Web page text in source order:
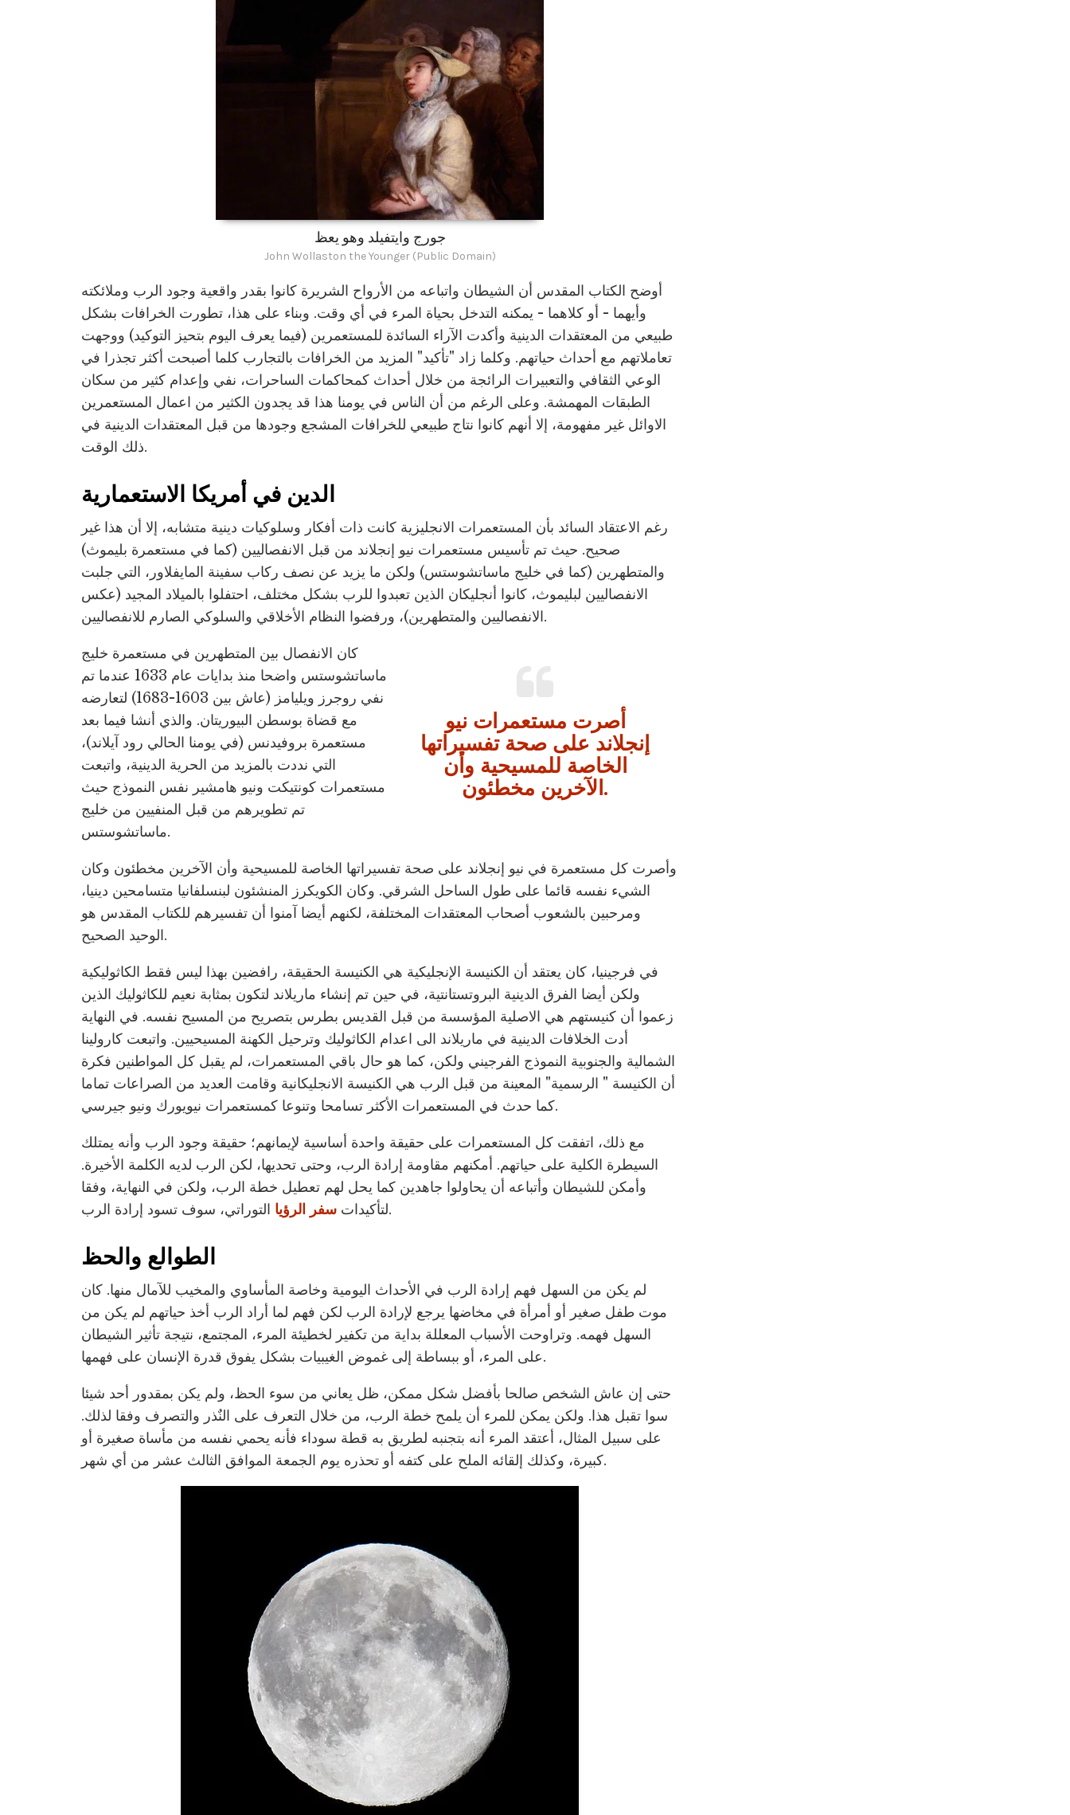
جورج وايتفيلد وهو يعظ
John Wollaston the Younger (Public Domain)
أوضح الكتاب المقدس أن الشيطان واتباعه من الأرواح الشريرة كانوا بقدر واقعية وجود الرب وملائكته
وأيهما - أو كلاهما - يمكنه التدخل بحياة المرء في أي وقت. وبناء على هذا، تطورت الخرافات بشكل
طبيعي من المعتقدات الدينية وأكدت الآراء السائدة للمستعمرين (فيما يعرف اليوم بتحيز التوكيد) ووجهت
تعاملاتهم مع أحداث حياتهم. وكلما زاد "تأكيد" المزيد من الخرافات بالتجارب كلما أصبحت أكثر تجذرا في
الوعي الثقافي والتعبيرات الرائجة من خلال أحداث كمحاكمات الساحرات، نفي وإعدام كثير من سكان
الطبقات المهمشة. وعلى الرغم من أن الناس في يومنا هذا قد يجدون الكثير من اعمال المستعمرين
الاوائل غير مفهومة، إلا أنهم كانوا نتاج طبيعي للخرافات المشجع وجودها من قبل المعتقدات الدينية في
ذلك الوقت.
الدين في أمريكا الاستعمارية
رغم الاعتقاد السائد بأن المستعمرات الانجليزية كانت ذات أفكار وسلوكيات دينية متشابه، إلا أن هذا غير
صحيح. حيث تم تأسيس مستعمرات نيو إنجلاند من قبل الانفصاليين (كما في مستعمرة بليموث)
والمتطهرين (كما في خليج ماساتشوستس) ولكن ما يزيد عن نصف ركاب سفينة المايفلاور، التي جلبت
الانفصاليين لبليموث، كانوا أنجليكان الذين تعبدوا للرب بشكل مختلف، احتفلوا بالميلاد المجيد (عكس
الانفصاليين والمتطهرين)، ورفضوا النظام الأخلاقي والسلوكي الصارم للانفصاليين.
أصرت مستعمرات نيو
إنجلاند على صحة تفسيراتها
الخاصة للمسيحية وأن
الآخرين مخطئون.
كان الانفصال بين المتطهرين في مستعمرة خليج
ماساتشوستس واضحا منذ بدايات عام 1633 عندما تم
نفي روجرز ويليامز (عاش بين 1603-1683) لتعارضه
مع قضاة بوسطن البيوريتان. والذي أنشا فيما بعد
مستعمرة بروفيدنس (في يومنا الحالي رود آيلاند)،
التي نددت بالمزيد من الحرية الدينية، واتبعت
مستعمرات كونتيكت ونيو هامشير نفس النموذج حيث
تم تطويرهم من قبل المنفيين من خليج
ماساتشوستس.
وأصرت كل مستعمرة في نيو إنجلاند على صحة تفسيراتها الخاصة للمسيحية وأن الآخرين مخطئون وكان
الشيء نفسه قائما على طول الساحل الشرقي. وكان الكويكرز المنشئون لبنسلفانيا متسامحين دينيا،
ومرحبين بالشعوب أصحاب المعتقدات المختلفة، لكنهم أيضا آمنوا أن تفسيرهم للكتاب المقدس هو
الوحيد الصحيح.
في فرجينيا، كان يعتقد أن الكنيسة الإنجليكية هي الكنيسة الحقيقة، رافضين بهذا ليس فقط الكاثوليكية
ولكن أيضا الفرق الدينية البروتستانتية، في حين تم إنشاء ماريلاند لتكون بمثابة نعيم للكاثوليك الذين
زعموا أن كنيستهم هي الاصلية المؤسسة من قبل القديس بطرس بتصريح من المسيح نفسه. في النهاية
أدت الخلافات الدينية في ماريلاند الى اعدام الكاثوليك وترحيل الكهنة المسيحيين. واتبعت كارولينا
الشمالية والجنوبية النموذج الفرجيني ولكن، كما هو حال باقي المستعمرات، لم يقبل كل المواطنين فكرة
أن الكنيسة " الرسمية" المعينة من قبل الرب هي الكنيسة الانجليكانية وقامت العديد من الصراعات تماما
كما حدث في المستعمرات الأكثر تسامحا وتنوعا كمستعمرات نيويورك ونيو جيرسي.
مع ذلك، اتفقت كل المستعمرات على حقيقة واحدة أساسية لإيمانهم؛ حقيقة وجود الرب وأنه يمتلك
السيطرة الكلية على حياتهم. أمكنهم مقاومة إرادة الرب، وحتى تحديها، لكن الرب لديه الكلمة الأخيرة.
وأمكن للشيطان وأتباعه أن يحاولوا جاهدين كما يحل لهم تعطيل خطة الرب، ولكن في النهاية، وفقا
لتأكيدات سفر الرؤيا التوراتي، سوف تسود إرادة الرب.
الطوالع والحظ
لم يكن من السهل فهم إرادة الرب في الأحداث اليومية وخاصة المأساوي والمخيب للآمال منها. كان
موت طفل صغير أو أمرأة في مخاضها يرجع لإرادة الرب لكن فهم لما أراد الرب أخذ حياتهم لم يكن من
السهل فهمه. وتراوحت الأسباب المعللة بداية من تكفير لخطيئة المرء، المجتمع، نتيجة تأثير الشيطان
على المرء، أو ببساطة إلى غموض الغيبيات بشكل يفوق قدرة الإنسان على فهمها.
حتى إن عاش الشخص صالحا بأفضل شكل ممكن، ظل يعاني من سوء الحظ، ولم يكن بمقدور أحد شيئا
سوا تقبل هذا. ولكن يمكن للمرء أن يلمح خطة الرب، من خلال التعرف على النٌذر والتصرف وفقا لذلك.
على سبيل المثال، أعتقد المرء أنه بتجنبه لطريق به قطة سوداء فأنه يحمي نفسه من مأساة صغيرة أو
كبيرة، وكذلك إلقائه الملح على كتفه أو تحذره يوم الجمعة الموافق الثالث عشر من أي شهر.